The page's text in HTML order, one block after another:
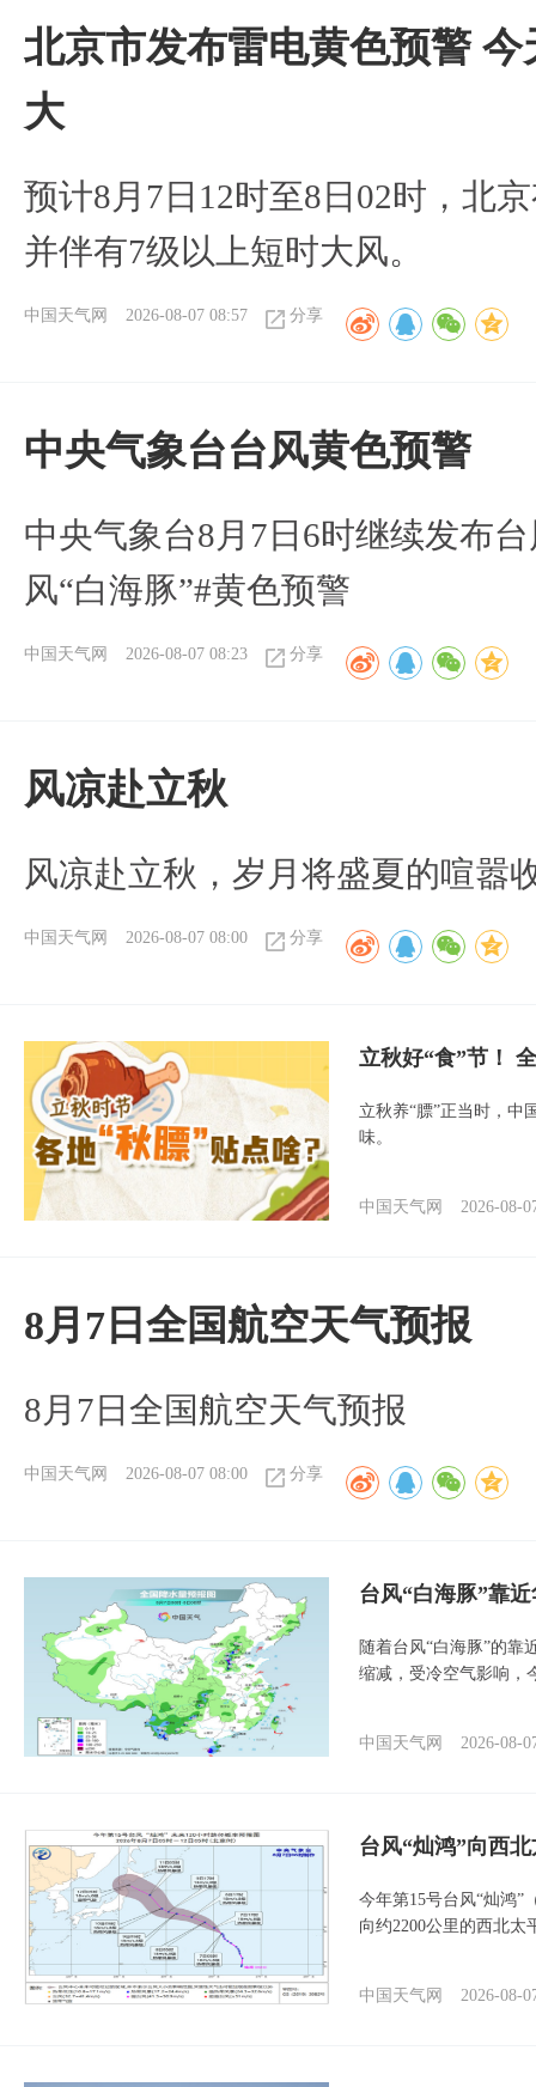
北京市发布雷电黄色预警
大
预计8月7日12时至8日02时，北
并伴有7级以上短时大风。
中国天气网 2026-08-07 08:57 分享
​中央气象台台风黄色预警
中央气象台8月7日6时继续发布
风“白海豚”#黄色预警
中国天气网 2026-08-07 08:23 分享
风凉赴立秋
风凉赴立秋，岁月将盛夏的喧嚣
中国天气网 2026-08-07 08:00 分享
立秋好“食”节！
立秋养“膘”正当时，中
味。
中国天气网 2026-08-
8月7日全国航空天气预报
8月7日全国航空天气预报
中国天气网 2026-08-07 08:00 分享
台风“白海豚”靠
随着台风“白海豚”的靠
缩减，受冷空气影响，
中国天气网 2026-08-
台风“灿鸿”向西
今年第15号台风“灿鸿”
向约2200公里的西北太
中国天气网 2026-08-